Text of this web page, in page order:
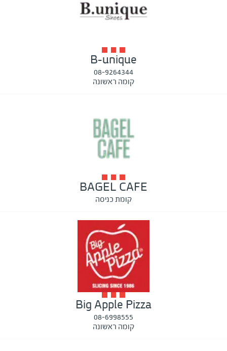
B-unique
08-9264344
קומה ראשונה
BAGEL CAFE
קומת כניסה
Big Apple Pizza
08-6998555
קומה ראשונה